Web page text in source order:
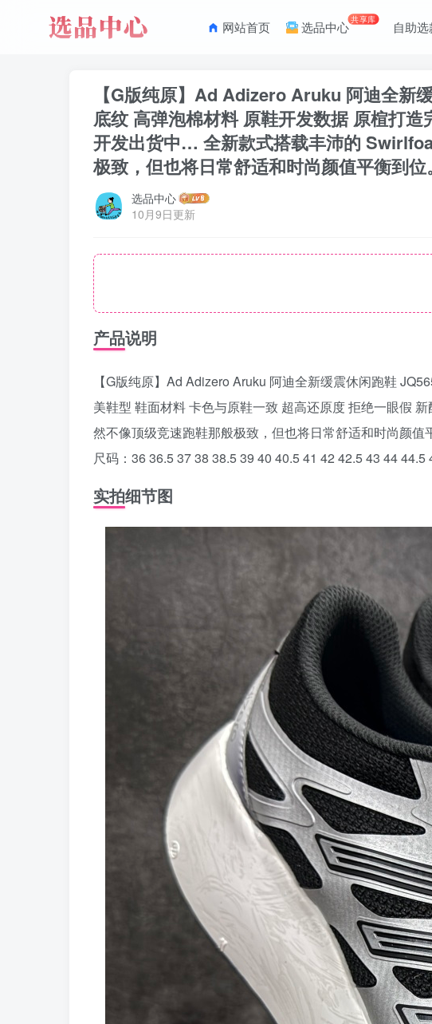
网站首页 选品中心共享库 自助选
【G版纯原】Ad Adizero Aruku 阿迪全新
底纹 高弹泡棉材料 原鞋开发数据 原楦打
开发出货中… 全新款式搭载丰沛的
极致，但也将日常舒适和时尚颜值平衡到
选品中心
10月9日更新
产品说明
【G版纯原】Ad Adizero Aruku 阿迪全新缓震休闲跑鞋
美鞋型 鞋面材料 卡色与原鞋一致 超高还原度 拒绝一眼假
然不像顶级竞速跑鞋那般极致，但也将日常舒适和时尚颜值
尺码：36 36.5 37 38 38.5 39 40 40.5 41 42 42.5 43 44 44.5
实拍细节图